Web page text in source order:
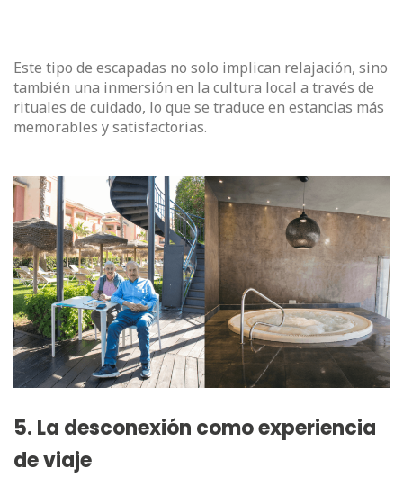
Este tipo de escapadas no solo implican relajación, sino
también una inmersión en la cultura local a través de
rituales de cuidado, lo que se traduce en estancias más
memorables y satisfactorias.
5. La desconexión como experiencia
de viaje